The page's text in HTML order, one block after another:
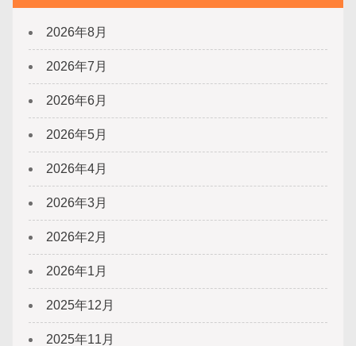
2026年8月
2026年7月
2026年6月
2026年5月
2026年4月
2026年3月
2026年2月
2026年1月
2025年12月
2025年11月